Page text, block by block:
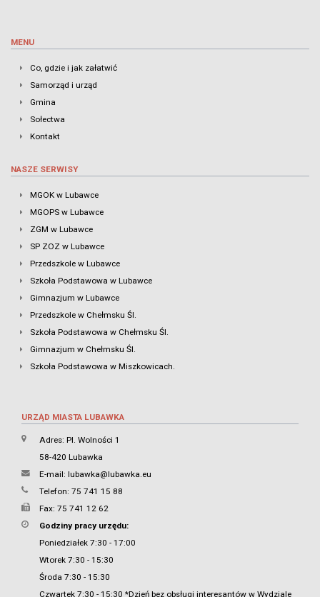
MENU
Co, gdzie i jak załatwić
Samorząd i urząd
Gmina
Sołectwa
Kontakt
NASZE SERWISY
MGOK w Lubawce
MGOPS w Lubawce
ZGM w Lubawce
SP ZOZ w Lubawce
Przedszkole w Lubawce
Szkoła Podstawowa w Lubawce
Gimnazjum w Lubawce
Przedszkole w Chełmsku Śl.
Szkoła Podstawowa w Chełmsku Śl.
Gimnazjum w Chełmsku Śl.
Szkoła Podstawowa w Miszkowicach.
URZĄD MIASTA LUBAWKA
Adres: Pl. Wolności 1
58-420 Lubawka
E-mail: lubawka@lubawka.eu
Telefon: 75 741 15 88
Fax: 75 741 12 62
Godziny pracy urzędu:
Poniedziałek 7:30 - 17:00
Wtorek 7:30 - 15:30
Środa 7:30 - 15:30
Czwartek 7:30 - 15:30 *Dzień bez obsługi interesantów w Wydziale